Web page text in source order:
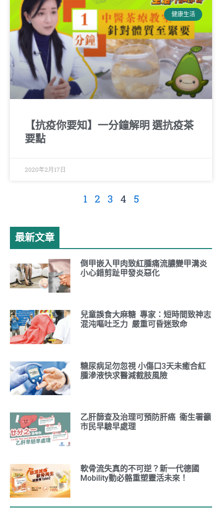
健康生活
【抗疫你要知】一分鐘解明 選抗疫茶
要點
2020年2月17日
1 2 3 4 5
最新文章
倒甲嵌入甲肉致紅腫痛流膿變甲溝炎
小心錯剪趾甲發炎惡化
兒童誤食大麻糖 專家：短時間致神志
混沌嘔吐乏力 嚴重可昏迷致命
糖尿病足勿忽視 小傷口3天未癒合紅
腫滲液快求醫減截肢風險
乙肝篩查及治理可預防肝癌 衞生署籲
市民早驗早處理
軟骨流失真的不可逆？新一代德國
Mobility動必骼重塑靈活未來！